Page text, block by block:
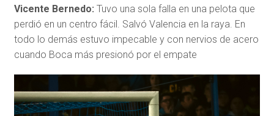
Vicente Bernedo: Tuvo una sola falla en una pelota que
perdió en un centro fácil. Salvó Valencia en la raya. En
todo lo demás estuvo impecable y con nervios de acero
cuando Boca más presionó por el empate